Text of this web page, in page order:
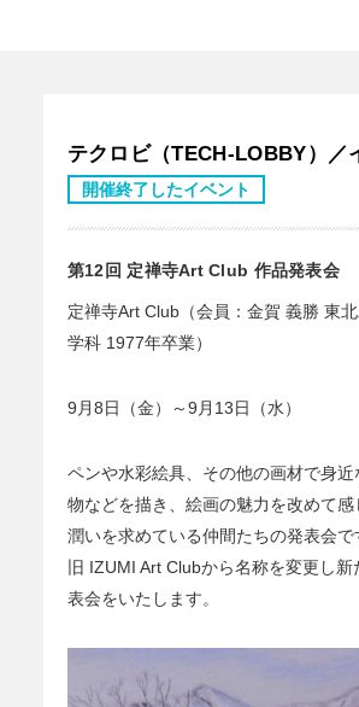
テクロビ（TECH-LOBBY）／
開催終了したイベント
第12回 定禅寺Art Club 作品発表会
定禅寺Art Club（会員：金賀 義勝 東
学科 1977年卒業）
9月8日（金）～9月13日（水）
ペンや水彩絵具、その他の画材で身近
物などを描き、絵画の魅力を改めて感
潤いを求めている仲間たちの発表会で
旧 IZUMI Art Clubから名称を変更し
表会をいたします。